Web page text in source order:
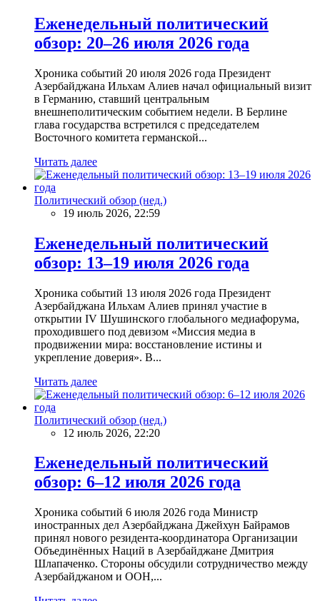
Еженедельный политический
обзор: 20–26 июля 2026 года
Хроника событий 20 июля 2026 года Президент
Азербайджана Ильхам Алиев начал официальный визит
в Германию, ставший центральным
внешнеполитическим событием недели. В Берлине
глава государства встретился с председателем
Восточного комитета германской...
Читать далее
Политический обзор (нед.)
19 июль 2026, 22:59
Еженедельный политический
обзор: 13–19 июля 2026 года
Хроника событий 13 июля 2026 года Президент
Азербайджана Ильхам Алиев принял участие в
открытии IV Шушинского глобального медиафорума,
проходившего под девизом «Миссия медиа в
продвижении мира: восстановление истины и
укрепление доверия». В...
Читать далее
Политический обзор (нед.)
12 июль 2026, 22:20
Еженедельный политический
обзор: 6–12 июля 2026 года
Хроника событий 6 июля 2026 года Министр
иностранных дел Азербайджана Джейхун Байрамов
принял нового резидента-координатора Организации
Объединённых Наций в Азербайджане Дмитрия
Шлапаченко. Стороны обсудили сотрудничество между
Азербайджаном и ООН,...